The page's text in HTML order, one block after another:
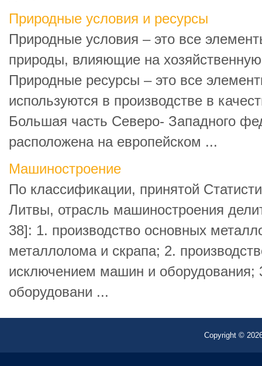
Природные условия и ресурсы
Природные условия – это все
природы, влияющие на
Природные ресурсы – это все
используются в производстве в
Большая часть Северо- Западного
расположена на европейском ...
Машиностроение
По классификации, принятой
Литвы, отрасль машиностроения
38]: 1. производство основных
металлолома и скрапа; 2.
исключением машин и оборудования;
оборудовани ...
Copyright ©